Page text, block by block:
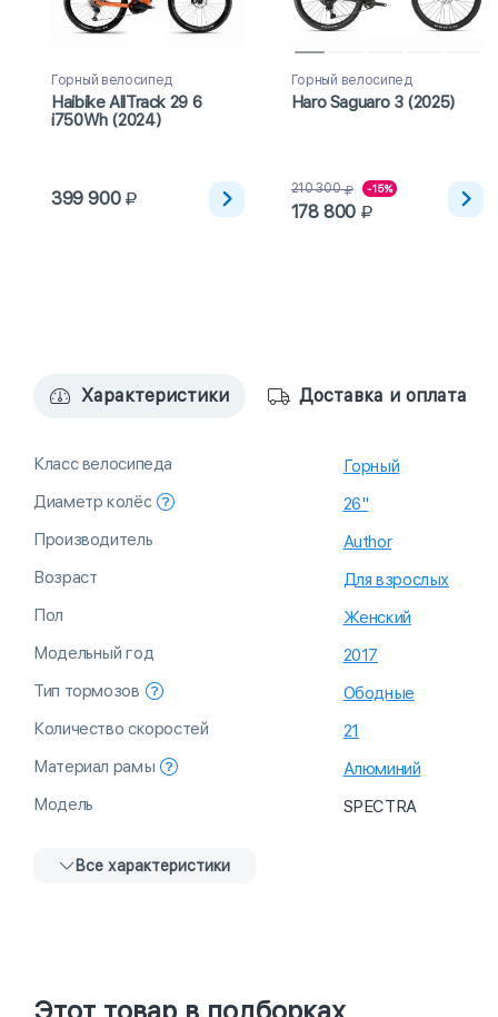
Горный велосипед
Haibike AllTrack 29 6
i750Wh (2024)
399 900
Горный велосипед
Haro Saguaro 3 (2025)
210 300 -15%
178 800
Характеристики Доставка и оплата
Класс велосипеда
Горный
Диаметр колёс
26"
Производитель
Author
Возраст
Для взрослых
Пол
Женский
Модельный год
2017
Тип тормозов
Ободные
Количество скоростей
21
Материал рамы
Алюминий
Модель
SPECTRA
Все характеристики